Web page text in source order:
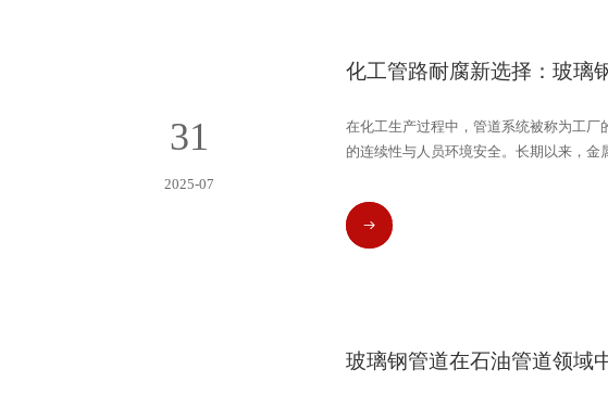
31
2025-07
化工管路耐腐新选择：玻璃
在化工生产过程中，管道系统被称为工厂
的连续性与人员环境安全。长期以来，
READ MORE
玻璃钢管道在石油管道领域